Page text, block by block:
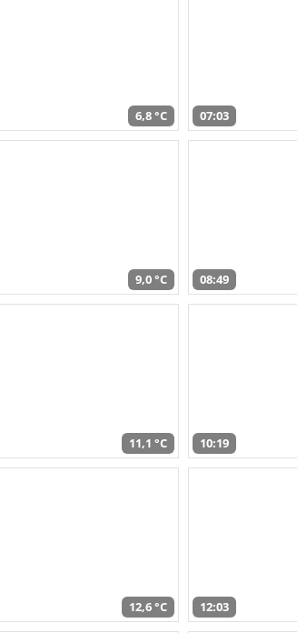
6,8 °C 07:03
9,0 °C 08:49
11,1 °C 10:19
12,6 °C 12:03